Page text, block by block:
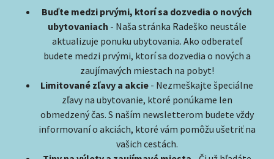
Buďte medzi prvými, ktorí sa dozvedia o nových
ubytovaniach - Naša stránka Radeško neustále
aktualizuje ponuku ubytovania. Ako odberateľ
budete medzi prvými, ktorí sa dozvedia o nových a
zaujímavých miestach na pobyt!
Limitované zľavy a akcie - Nezmeškajte špeciálne
zľavy na ubytovanie, ktoré ponúkame len
obmedzený čas. S naším newsletterom budete vždy
informovaní o akciách, ktoré vám pomôžu ušetriť na
vašich cestách.